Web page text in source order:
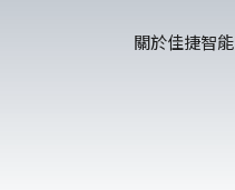
關於佳捷智能